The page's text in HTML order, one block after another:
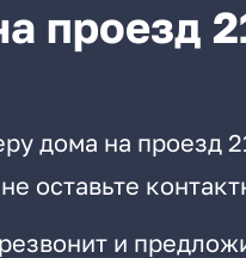
проезд
дома на проезд
оставьте
и